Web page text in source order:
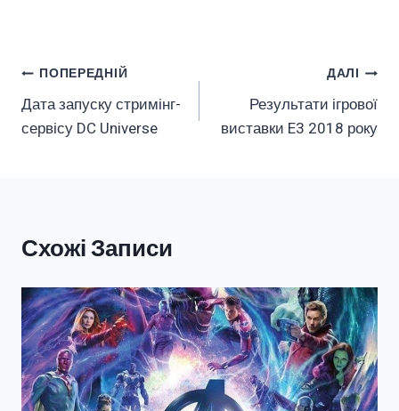
Навігація
Записів
ПОПЕРЕДНІЙ
Дата запуску стримінг-
сервісу DC Universe
ДАЛІ
Результати ігрової
виставки E3 2018 року
Схожі Записи